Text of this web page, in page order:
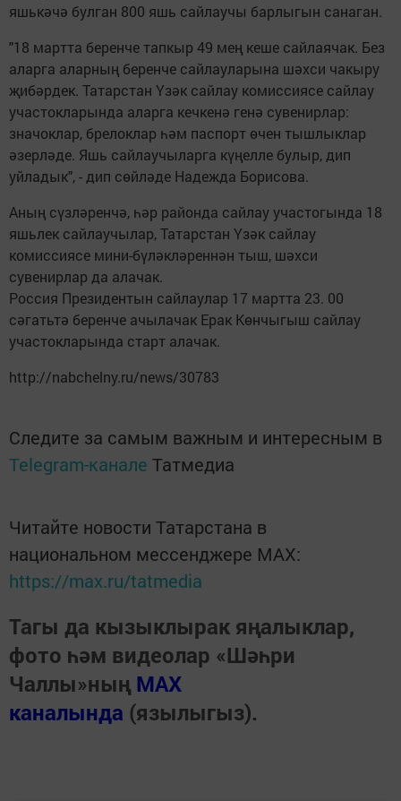
яшькәчә булган 800 яшь сайлаучы барлыгын санаган.
"18 мартта беренче тапкыр 49 мең кеше сайлаячак. Без
аларга аларның беренче сайлауларына шәхси чакыру
җибәрдек. Татарстан Үзәк сайлау комиссиясе сайлау
участокларында аларга кечкенә генә сувенирлар:
значоклар, брелоклар һәм паспорт өчен тышлыклар
әзерләде. Яшь сайлаучыларга күңелле булыр, дип
уйладык", - дип сөйләде Надежда Борисова.
Аның сүзләренчә, һәр районда сайлау участогында 18
яшьлек сайлаучылар, Татарстан Үзәк сайлау
комиссиясе мини-бүләкләреннән тыш, шәхси
сувенирлар да алачак.
Россия Президентын сайлаулар 17 мартта 23. 00
сәгатьтә беренче ачылачак Ерак Көнчыгыш сайлау
участокларында старт алачак.
http://nabchelny.ru/news/30783
Следите за самым важным и интересным в
Telegram-канале Татмедиа
Читайте новости Татарстана в
национальном мессенджере MАХ:
https://max.ru/tatmedia
Тагы да кызыклырак яңалыклар,
фото һәм видеолар «Шәһри
Чаллы»ның MAX
каналында (язылыгыз).